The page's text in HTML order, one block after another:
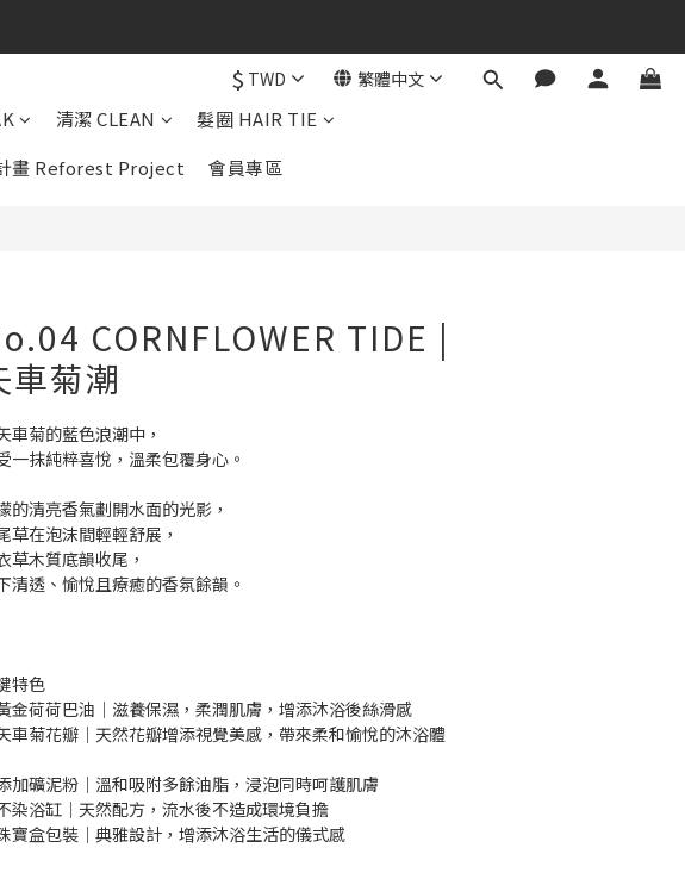
$ TWD 繁體中文
清潔 CLEAN
髮圈 HAIR TIE
畫 Reforest Project 會員專區
CORNFLOWER TIDE |
車菊潮
車菊的藍色浪潮中，
一抹純粹喜悅，溫柔包覆身心。
的清亮香氣劃開水面的光影，
草在泡沫間輕輕舒展，
草木質底韻收尾，
清透、愉悅且療癒的香氛餘韻。
特色
金荷荷巴油｜滋養保濕，柔潤肌膚，增添沐浴後絲滑感
車菊花瓣｜天然花瓣增添視覺美感，帶來柔和愉悅的沐浴體
加礦泥粉｜溫和吸附多餘油脂，浸泡同時呵護肌膚
染浴缸｜天然配方，流水後不造成環境負擔
寶盒包裝｜典雅設計，增添沐浴生活的儀式感
立即購買